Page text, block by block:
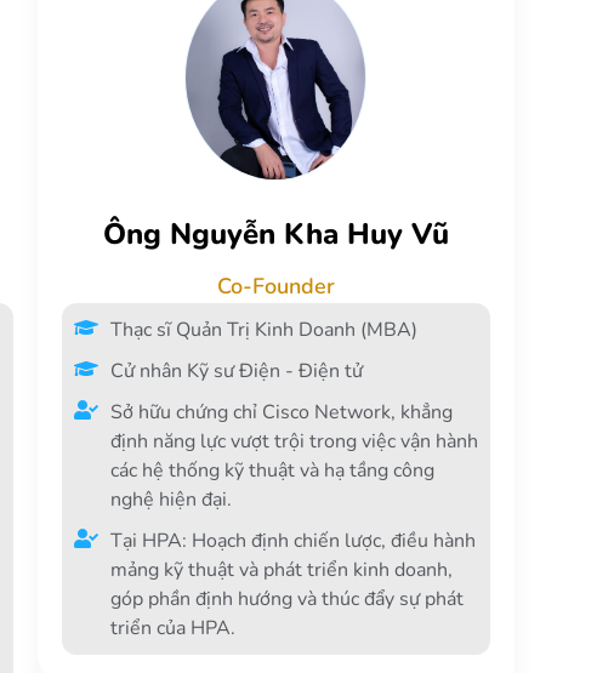
Ông Nguyễn Kha Huy Vũ
Co-Founder
Thạc sĩ Quản Trị Kinh Doanh (MBA)
Cử nhân Kỹ sư Điện - Điện tử
Sở hữu chứng chỉ Cisco Network, khẳng
định năng lực vượt trội trong việc vận hành
các hệ thống kỹ thuật và hạ tầng công
nghệ hiện đại.
Tại HPA: Hoạch định chiến lược, điều hành
mảng kỹ thuật và phát triển kinh doanh,
góp phần định hướng và thúc đẩy sự phát
triển của HPA.